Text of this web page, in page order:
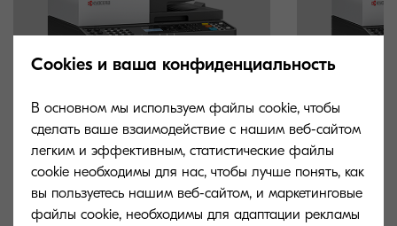
Cookies и ваша конфиденциальность
В основном мы используем файлы cookie, чтобы
сделать ваше взаимодействие с нашим веб-сайтом
легким и эффективным, статистические файлы
cookie необходимы для нас, чтобы лучше понять, как
вы пользуетесь нашим веб-сайтом, и маркетинговые
файлы cookie, необходимы для адаптации рекламы